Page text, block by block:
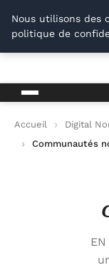
Offways.fr
Accueil
Digital
Communautés
Nous utilisons des
politique de